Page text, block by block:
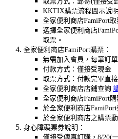
KKTIX購票流程圖示說明
全家便利商店FamiPort取
選擇全家便利商店
取票。
全家便利商店FamiPort購票：
無需加入會員，每筆訂
付款方式：僅接受現金
取票方式：付款完畢直
全家便利商店店鋪查詢
全家便利商店FamiPort
於全家便利商店
於全家便利商店之購票
身心障礙票券說明：
僅接受傳真訂購，8/20(